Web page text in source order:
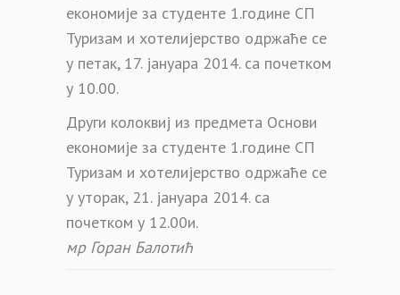
економије за студенте 1.године СП
Туризам и хотелијерство одржаће се
у петак, 17. јануара 2014. са почетком
у 10.00.
Други колоквиј из предмета Основи
економије за студенте 1.године СП
Туризам и хотелијерство одржаће се
у уторак, 21. јануара 2014. са
почетком у 12.00и.
мр Горан Балотић